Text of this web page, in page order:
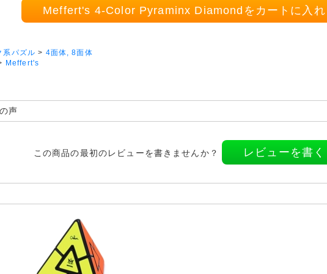
Meffert's 4-Color Pyraminx Diamondをカートに入
系パズル > 4面体, 8面体
Meffert's
声
この商品の最初のレビューを書きませんか？ レビューを書く